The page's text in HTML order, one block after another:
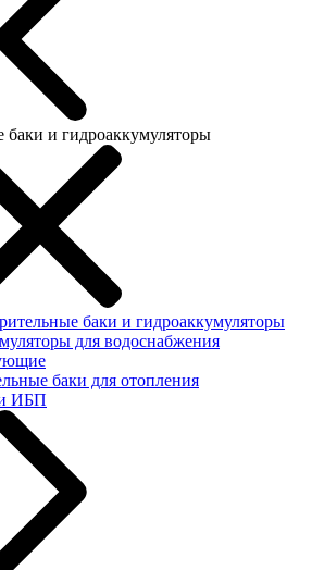
баки и гидроаккумуляторы
баки и гидроаккумуляторы
для водоснабжения
баки для отопления
ИБП